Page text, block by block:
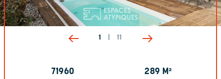
1 11
71960 289 M²